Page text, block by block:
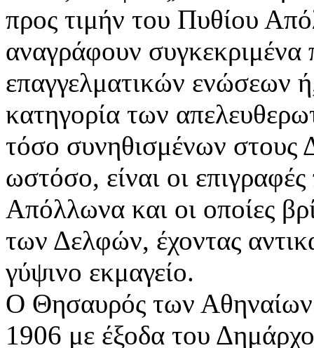
προς τιμήν του Πυθίου
αναγράφουν
επαγγελματικών ενώσεων
κατηγορία των
τόσο συνηθισμένων στους
ωστόσο, είναι οι
Απόλλωνα και οι οποίες
των Δελφών, έχοντας
γύψινο εκμαγείο.
Ο Θησαυρός των
1906 με έξοδα του